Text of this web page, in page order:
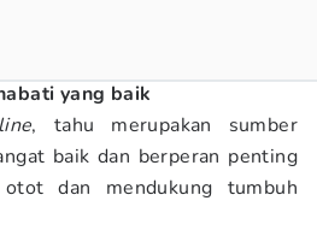
yang baik
, tahu merupakan sumber
baik dan berperan penting
dan mendukung tumbuh